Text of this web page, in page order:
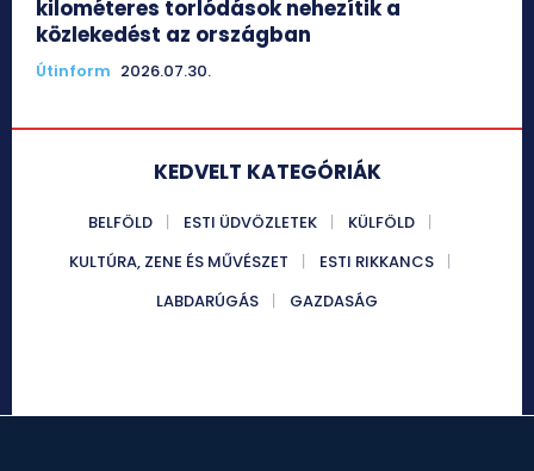
kilométeres torlódások nehezítik a
közlekedést az országban
Útinform 2026.07.30.
KEDVELT KATEGÓRIÁK
BELFÖLD ESTI ÜDVÖZLETEK
KÜLFÖLD
KULTÚRA, ZENE ÉS MŰVÉSZET
ESTI RIKKANCS
LABDARÚGÁS
GAZDASÁG